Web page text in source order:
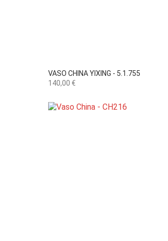
VASO CHINA YIXING - 5.1.755
Preço
140,00 €
 Vista rápida